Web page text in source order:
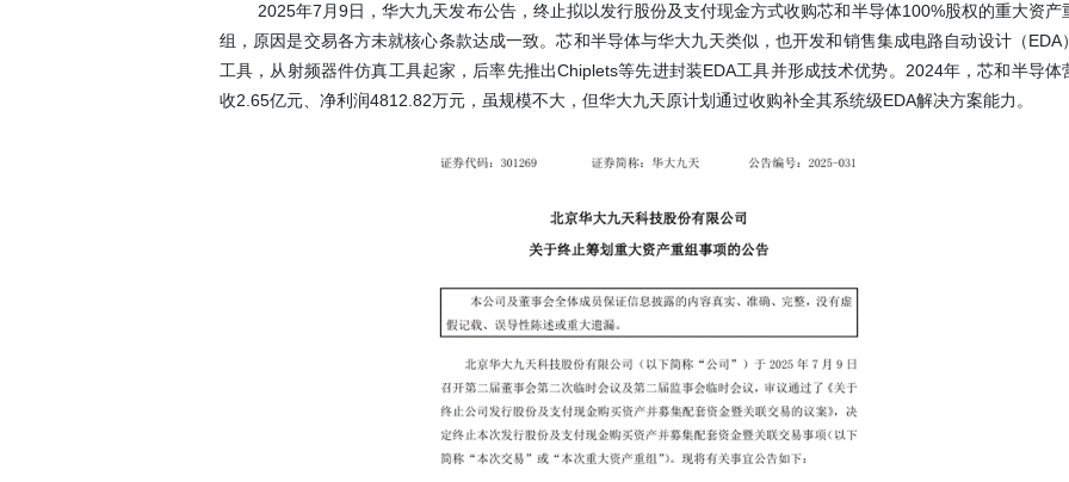
2025年7月9日，华大九天发布公告，终止拟以发行股份及支付现金方式收购芯和半导体100%股权的重大资产
组，原因是交易各方未就核心条款达成一致。芯和半导体与华大九天类似，也开发和销售集成电路自动设计（EDA）
工具，从射频器件仿真工具起家，后率先推出Chiplets等先进封装EDA工具并形成技术优势。2024年，芯和半导体
收2.65亿元、净利润4812.82万元，虽规模不大，但华大九天原计划通过收购补全其系统级EDA解决方案能力。